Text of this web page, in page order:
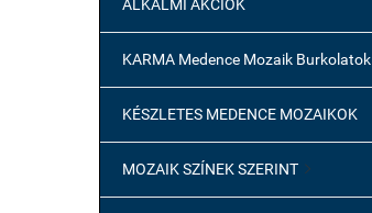
ALKALMI AKCIÓK
KARMA Medence Mozaik Burkolatok
KÉSZLETES MEDENCE MOZAIKOK
MOZAIK SZÍNEK SZERINT 